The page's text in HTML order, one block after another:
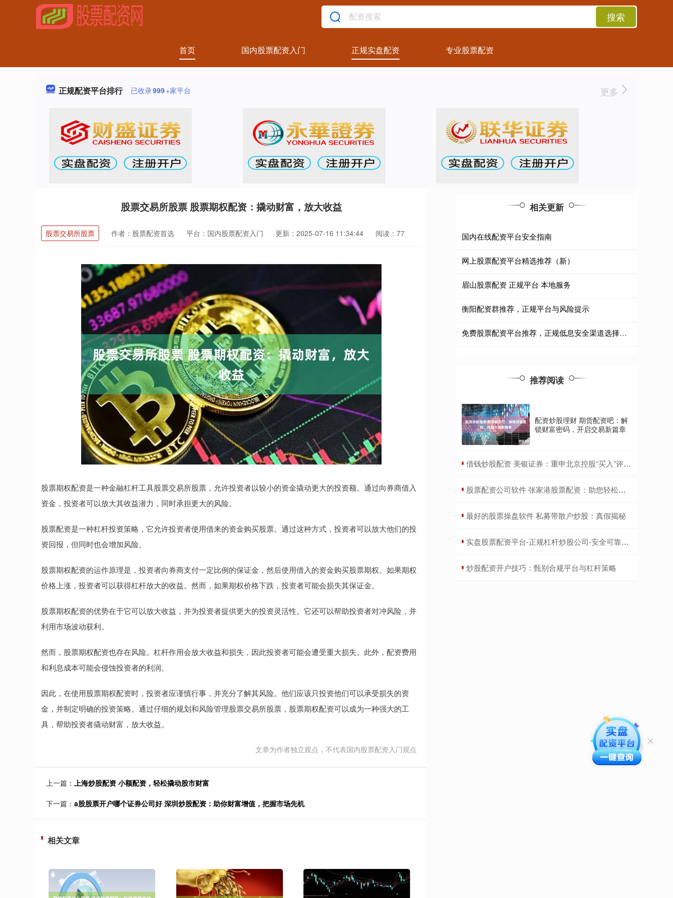
搜索
首页 国内股票配资入门 正规实盘配资 专业股票配资
正规配资平台排行 已收录999+家平台 更多
股票交易所股票 股票期权配资：撬动财富，放大收益
股票交易所股票 作者：股票配资首选 平台：国内股票配资入门 更新：2025-07-16 11:34:44 阅读：77
股票期权配资是一种金融杠杆工具股票交易所股票，允许投资者以较小的资金撬动更大的投资额。通过向券商借入
资金，投资者可以放大其收益潜力，同时承担更大的风险。
股票配资是一种杠杆投资策略，它允许投资者使用借来的资金购买股票。通过这种方式，投资者可以放大他们的投
资回报，但同时也会增加风险。
股票期权配资的运作原理是，投资者向券商支付一定比例的保证金，然后使用借入的资金购买股票期权。如果期权
价格上涨，投资者可以获得杠杆放大的收益。然而，如果期权价格下跌，投资者可能会损失其保证金。
股票期权配资的优势在于它可以放大收益，并为投资者提供更大的投资灵活性。它还可以帮助投资者对冲风险，并
利用市场波动获利。
然而，股票期权配资也存在风险。杠杆作用会放大收益和损失，因此投资者可能会遭受重大损失。此外，配资费用
和利息成本可能会侵蚀投资者的利润。
因此，在使用股票期权配资时，投资者应谨慎行事，并充分了解其风险。他们应该只投资他们可以承受损失的资
金，并制定明确的投资策略。通过仔细的规划和风险管理股票交易所股票，股票期权配资可以成为一种强大的工
具，帮助投资者撬动财富，放大收益。
文章为作者独立观点，不代表国内股票配资入门观点
上一篇： 上海炒股配资 小额配资，轻松撬动股市财富
下一篇： a股股票开户哪个证券公司好 深圳炒股配资：助你财富增值，把握市场先机
相关文章
相关更新
国内在线配资平台安全指南
网上股票配资平台精选推荐（新）
眉山股票配资 正规平台 本地服务
衡阳配资群推荐，正规平台与风险提示
免费股票配资平台推荐，正规低息安全渠道选择指南
推荐阅读
配资炒股理财 期货配资吧：解
锁财富密码，开启交易新篇章
​借钱炒股配资 美银证券：重申北京控股“买入”评级 目标价下调至32港元
​股票配资公司软件 张家港股票配资：助您轻松撬动财富杠杆
​最好的股票操盘软件 私募带散户炒股：真假揭秘
​实盘股票配资平台-正规杠杆炒股公司-安全可靠低门槛
​炒股配资开户技巧：甄别合规平台与杠杆策略